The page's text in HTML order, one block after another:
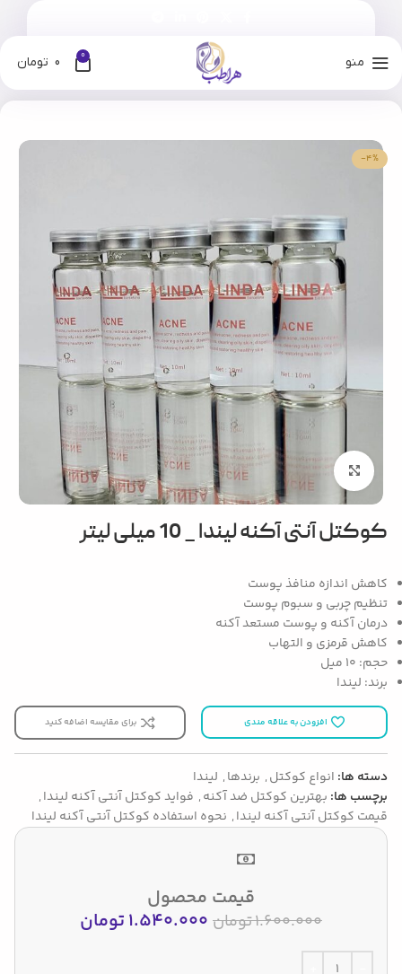
منو 0
0 تومان
-4%
بزرگنمایی تصویر
کوکتل آنتی آکنه لیندا _ 10 میلی لیتر
کاهش اندازه منافذ پوست
تنظیم چربی و سبوم پوست
درمان آکنه و پوست مستعد آکنه
کاهش قرمزی و التهاب
حجم: 10 میل
برند: لیندا
افزودن به علاقه مندی برای مقایسه اضافه کنید
دسته ها: انواع کوکتل, برندها, لیندا
برچسب ها: بهترین کوکتل ضد آکنه, فواید کوکتل آنتی آکنه لیندا,
قیمت کوکتل آنتی آکنه لیندا, نحوه استفاده کوکتل آنتی آکنه لیندا
قیمت محصول
1.600.000تومان 1.540.000تومان